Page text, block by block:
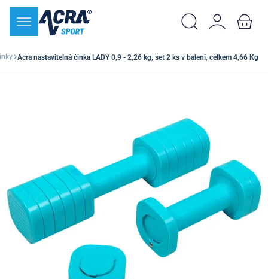
Acra nastavitelná činka LADY 0,9 - 2,26 kg, set 2 ks v balení, celkem 4,66 Kg